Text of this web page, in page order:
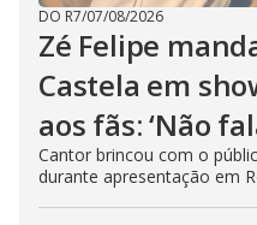
DO R7/07/08/2026
Zé Felipe
Castela em
aos fãs: ‘Não
Cantor brincou com o
durante apresentação em